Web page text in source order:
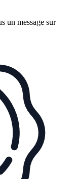
un message sur